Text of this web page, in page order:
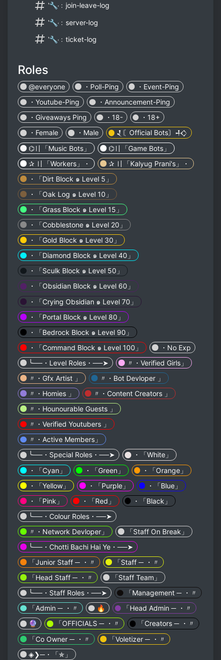
‛🔧˓﹕join-leave-log
‛🔧˓﹕server-log
‛🔧˓﹕ticket-log
Roles
@everyone ・Poll-Ping
・Event-Ping
・Youtube-Ping
・Announcement-Ping
・Giveaways Ping
・18-
・18+
・Female
・Male
𒑟〘Official Bots〙𒈧
⌬〢「Music Bots」
⌬〢「Game Bots」
✰ 〢「Workers」・
✰ 〢「Kalyug Prani's」・
・「Dirt Block ๑ Level 5」
・「Oak Log ๑ Level 10」
・「Grass Block ๑ Level 15」
・「Cobblestone ๑ Level 20」
・「Gold Block ๑ Level 30」
・「Diamond Block ๑ Level 40」
・「Sculk Block ๑ Level 50」
・「Obsidian Block ๑ Level 60」
・「Crying Obsidian ๑ Level 70」
・「Portal Block ๑ Level 80」
・「Bedrock Block ๑ Level 90」
・「Command Block ๑ Level 100」
・No Exp
╰──・Level Roles・──➤
〃・Verified Girls」
〃・Gfx Artist 」
〃・Bot Devloper 」
〃・Homies 」
〃・Content Creators 」
〃・Hounourable Guests 」
〃・Verified Youtubers 」
〃・Active Members」
╰──・Special Roles・──➤
・「White」
・「Cyan」
・「Green」
・「Orange」
・「Yellow」
・「Purple」
・「Blue」
・「Pink」
・「Red」
・「Black」
╰──・Colour Roles・──➤
〃・Network Devloper」
「Staff On Break」
╰──・Chotti Bachi Hai Ye・──➤
「Junior Staff ─ ・〃
「Staff ─ ・〃
「Head Staff ─ ・〃
「Staff Team」
╰──・Staff Roles・──➤
「Management ─ ・〃
「Admin ─ ・〃
🔥
「Head Admin ─ ・〃
🔮
「OFFICIALS ─ ・〃
「Creators ─ ・〃
「Co Owner ─ ・〃
「Voletizer ─ ・〃
◈❯─・「✯」